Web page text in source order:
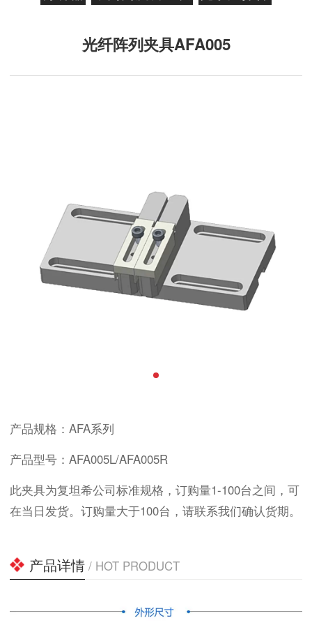
光纤阵列夹具AFA005
产品规格：AFA系列
产品型号：AFA005L/AFA005R
此夹具为复坦希公司标准规格，订购量1-100台之间，可
在当日发货。订购量大于100台，请联系我们确认货期。
产品详情 / HOT PRODUCT